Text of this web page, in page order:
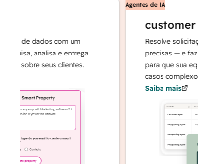
de dados com um
analisa e entrega
sobre seus clientes.
Agentes de IA
customer agent
Resolve solicitações com
precisas — e faz a
para que sua equipe
casos complexos e na
Saiba mais